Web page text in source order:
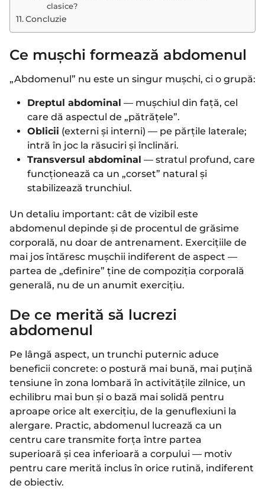
clasice?
Concluzie
Ce mușchi formează abdomenul
„Abdomenul” nu este un singur mușchi, ci o grupă:
Dreptul abdominal — mușchiul din față, cel
care dă aspectul de „pătrățele”.
Oblicii (externi și interni) — pe părțile laterale;
intră în joc la răsuciri și înclinări.
Transversul abdominal — stratul profund, care
funcționează ca un „corset” natural și
stabilizează trunchiul.
Un detaliu important: cât de vizibil este
abdomenul depinde și de procentul de grăsime
corporală, nu doar de antrenament. Exercițiile de
mai jos întăresc mușchii indiferent de aspect —
partea de „definire” ține de compoziția corporală
generală, nu de un anumit exercițiu.
De ce merită să lucrezi
abdomenul
Pe lângă aspect, un trunchi puternic aduce
beneficii concrete: o postură mai bună, mai puțină
tensiune în zona lombară în activitățile zilnice, un
echilibru mai bun și o bază mai solidă pentru
aproape orice alt exercițiu, de la genuflexiuni la
alergare. Practic, abdomenul lucrează ca un
centru care transmite forța între partea
superioară și cea inferioară a corpului — motiv
pentru care merită inclus în orice rutină, indiferent
de obiectiv.